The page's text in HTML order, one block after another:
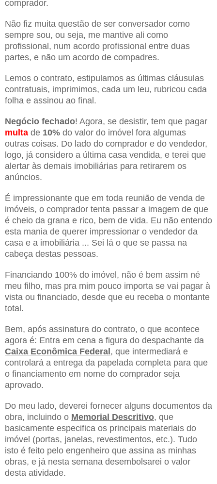
comprador.
Não fiz muita questão de ser conversador como
sempre sou, ou seja, me mantive ali como
profissional, num acordo profissional entre duas
partes, e não um acordo de compadres.
Lemos o contrato, estipulamos as últimas cláusulas
contratuais, imprimimos, cada um leu, rubricou cada
folha e assinou ao final.
Negócio fechado! Agora, se desistir, tem que pagar
multa de 10% do valor do imóvel fora algumas
outras coisas. Do lado do comprador e do vendedor,
logo, já considero a última casa vendida, e terei que
alertar às demais imobiliárias para retirarem os
anúncios.
É impressionante que em toda reunião de venda de
imóveis, o comprador tenta passar a imagem de que
é cheio da grana e rico, bem de vida. Eu não entendo
esta mania de querer impressionar o vendedor da
casa e a imobiliária ... Sei lá o que se passa na
cabeça destas pessoas.
Financiando 100% do imóvel, não é bem assim né
meu filho, mas pra mim pouco importa se vai pagar à
vista ou financiado, desde que eu receba o montante
total.
Bem, após assinatura do contrato, o que acontece
agora é: Entra em cena a figura do despachante da
Caixa Econômica Federal, que intermediará e
controlará a entrega da papelada completa para que
o financiamento em nome do comprador seja
aprovado.
Do meu lado, deverei fornecer alguns documentos da
obra, incluindo o Memorial Descritivo, que
basicamente especifica os principais materiais do
imóvel (portas, janelas, revestimentos, etc.). Tudo
isto é feito pelo engenheiro que assina as minhas
obras, e já nesta semana desembolsarei o valor
desta atividade.